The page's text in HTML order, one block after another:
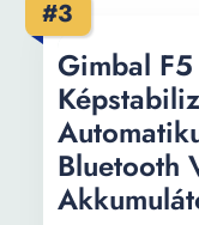
#3
Gimbal
Bluetooth